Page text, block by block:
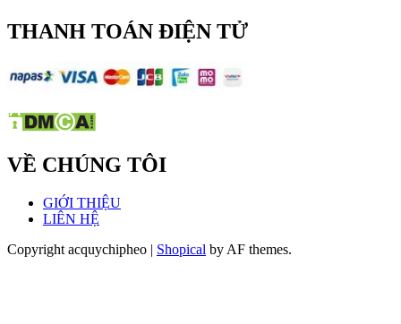
THANH TOÁN ĐIỆN TỬ
VỀ CHÚNG TÔI
GIỚI THIỆU
LIÊN HỆ
Copyright acquychipheo | Shopical by AF themes.